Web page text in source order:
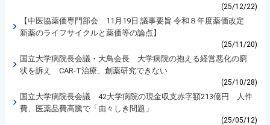
(25/12/22)
【中医協薬価専門部会 11月19日 議事要旨 令和８年度薬価改定
新薬のライフサイクルと薬価等の論点】
(25/11/20)
国立大学病院長会議・大鳥会長 大学病院の抱える経営悪化の窮
状を訴え CAR-T治療、創薬研究できない
(25/10/28)
国立大学病院長会議 42大学病院の現金収支赤字額213億円 人件
費、医薬品費高騰で「由々しき問題」
(25/05/12)